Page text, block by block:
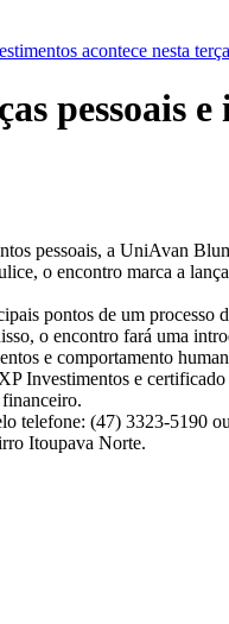
acontece nesta
pessoais
pessoais, a UniAvan
o encontro marca a
pontos de um
o encontro fará uma
e comportamento
Investimentos e
telefone: (47) 3323-5190
Itoupava Norte.